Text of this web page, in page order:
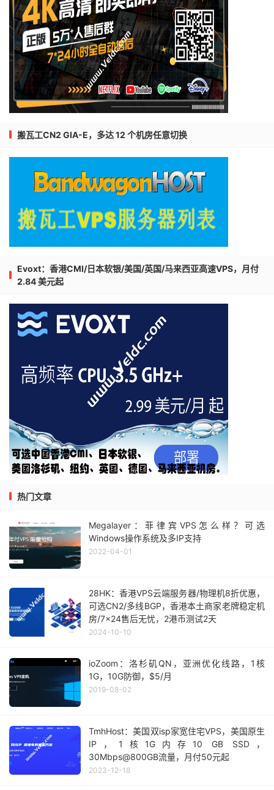
搬瓦工CN2 GIA-E，多达 12 个机房任意切换
Evoxt：香港CMI/日本软银/美国/英国/马来西亚高速VPS，月付
2.84 美元起
热门文章
Megalayer：菲律宾VPS怎么样？可选
Windows操作系统及多IP支持
2022-04-01
28HK：香港VPS云端服务器/物理机8折优惠，
可选CN2/多线BGP，香港本土商家老牌稳定机
房/7x24售后无忧，2港币测试2天
2024-10-10
ioZoom：洛杉矶QN，亚洲优化线路，1核
1G，10G防御，$5/月
2019-08-02
TmhHost：美国双isp家宽住宅VPS，美国原生
IP，1核1G内存10 GB SSD，
30Mbps@800GB流量，月付50元起
2023-12-18